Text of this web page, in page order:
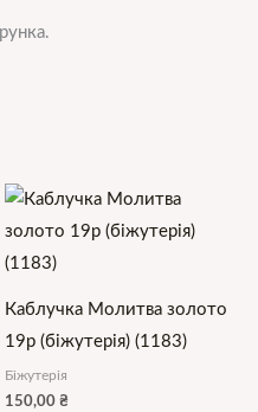
Каблучка Молитва золото
19р (біжутерія) (1183)
Біжутерія
150,00 ₴